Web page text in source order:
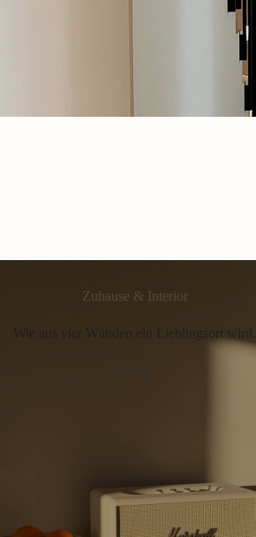
Zuhause & Interior
Wie aus vier Wänden ein Lieblingsort wird.